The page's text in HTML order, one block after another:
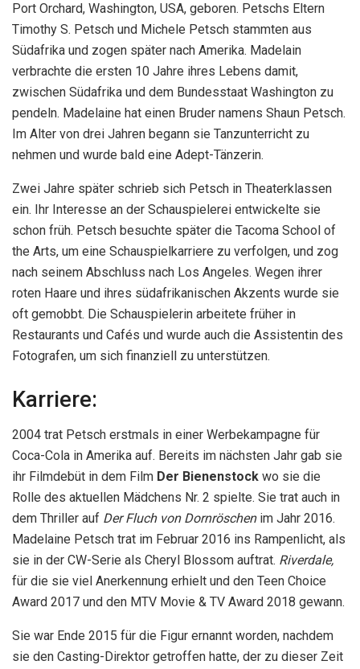
Port Orchard, Washington, USA, geboren. Petschs Eltern
Timothy S. Petsch und Michele Petsch stammten aus
Südafrika und zogen später nach Amerika. Madelain
verbrachte die ersten 10 Jahre ihres Lebens damit,
zwischen Südafrika und dem Bundesstaat Washington zu
pendeln. Madelaine hat einen Bruder namens Shaun Petsch.
Im Alter von drei Jahren begann sie Tanzunterricht zu
nehmen und wurde bald eine Adept-Tänzerin.
Zwei Jahre später schrieb sich Petsch in Theaterklassen
ein. Ihr Interesse an der Schauspielerei entwickelte sie
schon früh. Petsch besuchte später die Tacoma School of
the Arts, um eine Schauspielkarriere zu verfolgen, und zog
nach seinem Abschluss nach Los Angeles. Wegen ihrer
roten Haare und ihres südafrikanischen Akzents wurde sie
oft gemobbt. Die Schauspielerin arbeitete früher in
Restaurants und Cafés und wurde auch die Assistentin des
Fotografen, um sich finanziell zu unterstützen.
Karriere:
2004 trat Petsch erstmals in einer Werbekampagne für
Coca-Cola in Amerika auf. Bereits im nächsten Jahr gab sie
ihr Filmdebüt in dem Film Der Bienenstock wo sie die
Rolle des aktuellen Mädchens Nr. 2 spielte. Sie trat auch in
dem Thriller auf Der Fluch von Dornröschen im Jahr 2016.
Madelaine Petsch trat im Februar 2016 ins Rampenlicht, als
sie in der CW-Serie als Cheryl Blossom auftrat. Riverdale,
für die sie viel Anerkennung erhielt und den Teen Choice
Award 2017 und den MTV Movie & TV Award 2018 gewann.
Sie war Ende 2015 für die Figur ernannt worden, nachdem
sie den Casting-Direktor getroffen hatte, der zu dieser Zeit